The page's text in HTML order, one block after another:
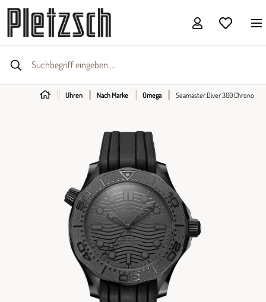
Uhren Nach Marke Omega Seamaster Diver 300 Chrono